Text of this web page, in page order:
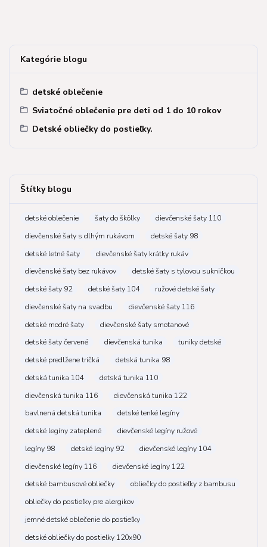
Kategórie blogu
detské oblečenie
Sviatočné oblečenie pre deti od 1 do 10 rokov
Detské obliečky do postieľky.
Štítky blogu
detské oblečenie šaty do škôlky
dievčenské šaty 110
dievčenské šaty s dlhým rukávom
detské šaty 98
detské letné šaty
dievčenské šaty krátky rukáv
dievčenské šaty bez rukávov
detské šaty s tylovou sukničkou
detské šaty 92
detské šaty 104
ružové detské šaty
dievčenské šaty na svadbu
dievčenské šaty 116
detské modré šaty
dievčenské šaty smotanové
detské šaty červené
dievčenská tunika
tuniky detské
detské predlžene tričká
detská tunika 98
detská tunika 104
detská tunika 110
dievčenská tunika 116
dievčenská tunika 122
bavlnená detská tunika
detské tenké legíny
detské legíny zateplené
dievčenské legíny ružové
legíny 98
detské legíny 92
dievčenské legíny 104
dievčenské legíny 116
dievčenské legíny 122
detské bambusové obliečky
obliečky do postieľky z bambusu
obliečky do postieľky pre alergikov
jemné detské oblečenie do postieľky
detské obliečky do postieľky 120x90